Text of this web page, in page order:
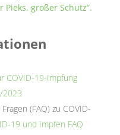
großer Schutz“.
COVID-19-Impfung
2023
(FAQ) zu COVID-
19 und Impfen FAQ